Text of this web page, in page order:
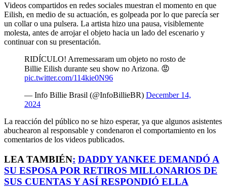
Videos compartidos en redes sociales muestran el momento en que
Eilish, en medio de su actuación, es golpeada por lo que parecía ser
un collar o una pulsera. La artista hizo una pausa, visiblemente
molesta, antes de arrojar el objeto hacia un lado del escenario y
continuar con su presentación.
RIDÍCULO! Arremessaram um objeto no rosto de
Billie Eilish durante seu show no Arizona. 😡
pic.twitter.com/114kie0N96
— Info Billie Brasil (@InfoBillieBR) December 14,
2024
La reacción del público no se hizo esperar, ya que algunos asistentes
abuchearon al responsable y condenaron el comportamiento en los
comentarios de los videos publicados.
LEA TAMBIÉN: DADDY YANKEE DEMANDÓ A
SU ESPOSA POR RETIROS MILLONARIOS DE
SUS CUENTAS Y ASÍ RESPONDIÓ ELLA